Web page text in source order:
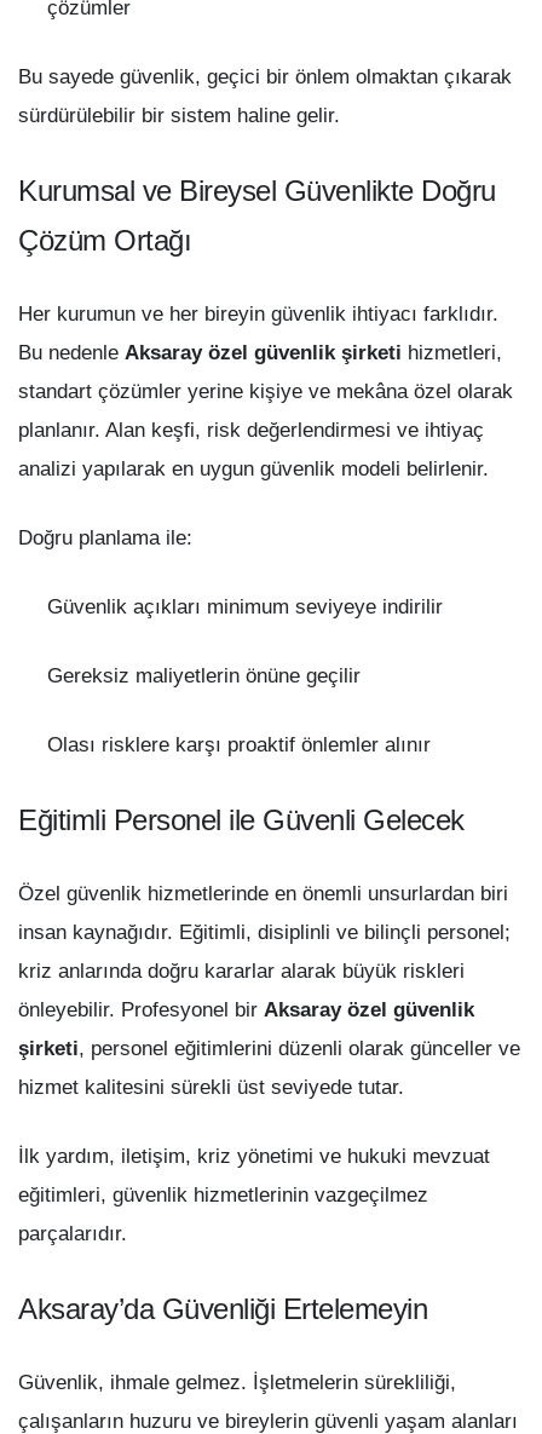
çözümler
Bu sayede güvenlik, geçici bir önlem olmaktan çıkarak
sürdürülebilir bir sistem haline gelir.
Kurumsal ve Bireysel Güvenlikte Doğru
Çözüm Ortağı
Her kurumun ve her bireyin güvenlik ihtiyacı farklıdır.
Bu nedenle Aksaray özel güvenlik şirketi hizmetleri,
standart çözümler yerine kişiye ve mekâna özel olarak
planlanır. Alan keşfi, risk değerlendirmesi ve ihtiyaç
analizi yapılarak en uygun güvenlik modeli belirlenir.
Doğru planlama ile:
Güvenlik açıkları minimum seviyeye indirilir
Gereksiz maliyetlerin önüne geçilir
Olası risklere karşı proaktif önlemler alınır
Eğitimli Personel ile Güvenli Gelecek
Özel güvenlik hizmetlerinde en önemli unsurlardan biri
insan kaynağıdır. Eğitimli, disiplinli ve bilinçli personel;
kriz anlarında doğru kararlar alarak büyük riskleri
önleyebilir. Profesyonel bir Aksaray özel güvenlik
şirketi, personel eğitimlerini düzenli olarak günceller ve
hizmet kalitesini sürekli üst seviyede tutar.
İlk yardım, iletişim, kriz yönetimi ve hukuki mevzuat
eğitimleri, güvenlik hizmetlerinin vazgeçilmez
parçalarıdır.
Aksaray’da Güvenliği Ertelemeyin
Güvenlik, ihmale gelmez. İşletmelerin sürekliliği,
çalışanların huzuru ve bireylerin güvenli yaşam alanları